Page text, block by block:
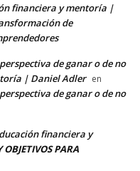
financiera y mentoría |
de
de ganar o de no
| Daniel Adler en
de ganar o de no
financiera y
OBJETIVOS PARA